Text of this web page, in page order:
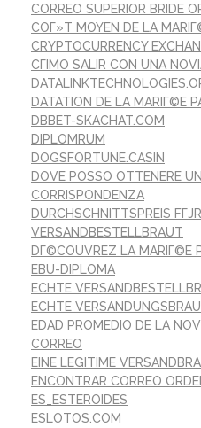
CORREO SUPERIOR BRIDE
COГ»T MOYEN DE LA
CRYPTOCURRENCY
CГІMO SALIR CON UNA
DATATION DE LA MARIГ©E
DBBET-SKACHAT.COM
DIPLOMRUM
DOGSFORTUNE.CASIN
DOVE POSSO OTTENERE
CORRISPONDENZA
DURCHSCHNITTSPREIS
VERSANDBESTELLBRAUT
DГ©COUVREZ LA MARIГ©E
EBU-DIPLOMA
ECHTE
ECHTE
EDAD PROMEDIO DE LA
CORREO
EINE LEGITIME
ENCONTRAR CORREO
ES_ESTEROIDES
ESLOTOS.COM